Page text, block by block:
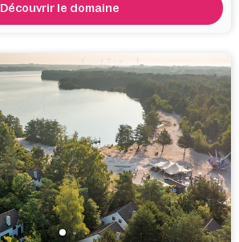
Découvrir le domaine